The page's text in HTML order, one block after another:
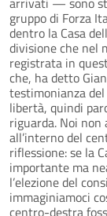
gruppo di Forza
dentro la Casa
divisione che nel
registrata in
che, ha detto
testimonianza
libertà, quindi
riguarda. Noi non
all’interno del
riflessione: se la
importante ma
l’elezione del
immaginiamoci
centro-destra